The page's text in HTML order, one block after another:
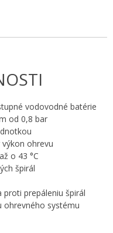
vodovodné batérie
od 0,8 bar
ohrevu
o 43 °C
špirál
prepáleniu špirál
ohrevného systému